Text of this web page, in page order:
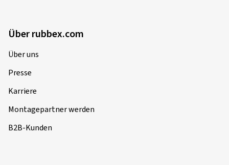
Über rubbex.com
Über uns
Presse
Karriere
Montagepartner werden
B2B-Kunden